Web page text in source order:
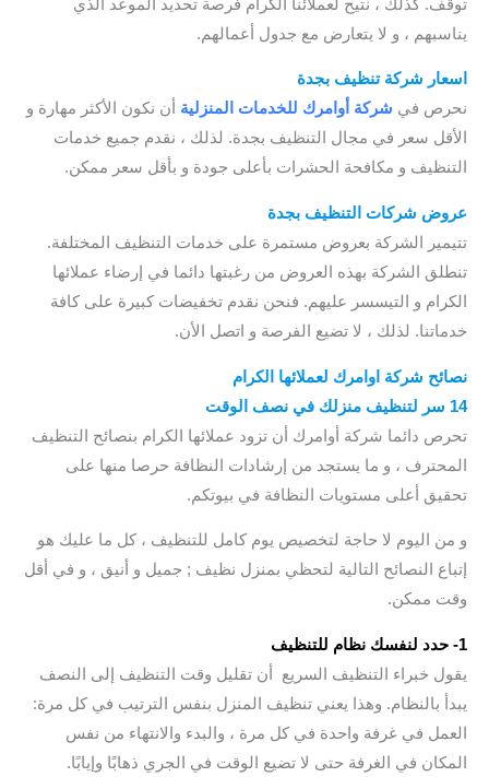
توقف. كذلك ، نتيح لعملائنا الكرام فرصة تحديد الموعد الذي
يناسبهم ، و لا يتعارض مع جدول أعمالهم.
اسعار شركة تنظيف بجدة
نحرص في شركة أوامرك للخدمات المنزلية أن نكون الأكثر مهارة و
الأقل سعر في مجال التنظيف بجدة. لذلك ، نقدم جميع خدمات
التنظيف و مكافحة الحشرات بأعلى جودة و بأقل سعر ممكن.
عروض شركات التنظيف بجدة
تتيمير الشركة بعروض مستمرة على خدمات التنظيف المختلفة.
تنطلق الشركة بهذه العروض من رغبتها دائما في إرضاء عملائها
الكرام و التيسسر عليهم. فنحن نقدم تخفيضات كبيرة على كافة
خدماتنا. لذلك ، لا تضيع الفرصة و اتصل الأن.
نصائح شركة اوامرك لعملائها الكرام
14 سر لتنظيف منزلك في نصف الوقت
تحرص دائما شركة أوامرك أن تزود عملائها الكرام بنصائح التنظيف
المحترف ، و ما يستجد من إرشادات النظافة حرصا منها على
تحقيق أعلى مستويات النظافة في بيوتكم.
و من اليوم لا حاجة لتخصيص يوم كامل للتنظيف ، كل ما عليك هو
إتباع النصائح التالية لتحظي بمنزل نظيف ; جميل و أنيق ، و في أقل
وقت ممكن.
1- حدد لنفسك نظام للتنظيف
يقول خبراء التنظيف السريع أن تقليل وقت التنظيف إلى النصف
يبدأ بالنظام. وهذا يعني تنظيف المنزل بنفس الترتيب في كل مرة:
العمل في غرفة واحدة في كل مرة ، والبدء والانتهاء من نفس
المكان في الغرفة حتى لا تضيع الوقت في الجري ذهابًا وإيابًا.